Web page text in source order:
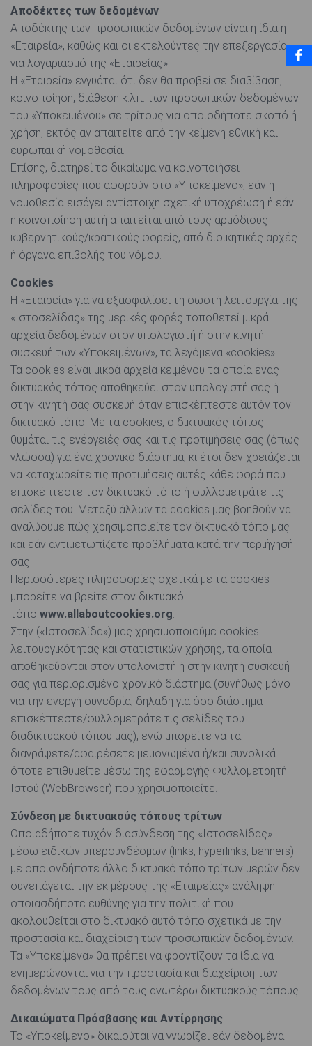
Αποδέκτες των δεδομένων
Αποδέκτης των προσωπικών δεδομένων είναι η ίδια η
«Εταιρεία», καθώς και οι εκτελούντες την επεξεργασία
για λογαριασμό της «Εταιρείας».
Η «Εταιρεία» εγγυάται ότι δεν θα προβεί σε διαβίβαση,
κοινοποίηση, διάθεση κ.λπ. των προσωπικών δεδομένων
του «Υποκειμένου» σε τρίτους για οποιοδήποτε σκοπό ή
χρήση, εκτός αν απαιτείτε από την κείμενη εθνική και
ευρωπαϊκή νομοθεσία.
Επίσης, διατηρεί το δικαίωμα να κοινοποιήσει
πληροφορίες που αφορούν στο «Υποκείμενο», εάν η
νομοθεσία εισάγει αντίστοιχη σχετική υποχρέωση ή εάν
η κοινοποίηση αυτή απαιτείται από τους αρμόδιους
κυβερνητικούς/κρατικούς φορείς, από διοικητικές αρχές
ή όργανα επιβολής του νόμου.
Cookies
Η «Εταιρεία» για να εξασφαλίσει τη σωστή λειτουργία της
«Ιστοσελίδας» της μερικές φορές τοποθετεί μικρά
αρχεία δεδομένων στον υπολογιστή ή στην κινητή
συσκευή των «Υποκειμένων», τα λεγόμενα «cookies».
Τα cookies είναι μικρά αρχεία κειμένου τα οποία ένας
δικτυακός τόπος αποθηκεύει στον υπολογιστή σας ή
στην κινητή σας συσκευή όταν επισκέπτεστε αυτόν τον
δικτυακό τόπο. Με τα cookies, ο δικτυακός τόπος
θυμάται τις ενέργειές σας και τις προτιμήσεις σας (όπως
γλώσσα) για ένα χρονικό διάστημα, κι έτσι δεν χρειάζεται
να καταχωρείτε τις προτιμήσεις αυτές κάθε φορά που
επισκέπτεστε τον δικτυακό τόπο ή φυλλομετράτε τις
σελίδες του. Μεταξύ άλλων τα cookies μας βοηθούν να
αναλύουμε πώς χρησιμοποιείτε τον δικτυακό τόπο μας
και εάν αντιμετωπίζετε προβλήματα κατά την περιήγησή
σας.
Περισσότερες πληροφορίες σχετικά με τα cookies
μπορείτε να βρείτε στον δικτυακό
τόπο www.allaboutcookies.org.
Στην («Ιστοσελίδα») μας χρησιμοποιούμε cookies
λειτουργικότητας και στατιστικών χρήσης, τα οποία
αποθηκεύονται στον υπολογιστή ή στην κινητή συσκευή
σας για περιορισμένο χρονικό διάστημα (συνήθως μόνο
για την ενεργή συνεδρία, δηλαδή για όσο διάστημα
επισκέπτεστε/φυλλομετράτε τις σελίδες του
διαδικτυακού τόπου μας), ενώ μπορείτε να τα
διαγράψετε/αφαιρέσετε μεμονωμένα ή/και συνολικά
όποτε επιθυμείτε μέσω της εφαρμογής Φυλλομετρητή
Ιστού (WebBrowser) που χρησιμοποιείτε.
Σύνδεση με δικτυακούς τόπους τρίτων
Οποιαδήποτε τυχόν διασύνδεση της «Ιστοσελίδας»
μέσω ειδικών υπερσυνδέσμων (links, hyperlinks, banners)
με οποιονδήποτε άλλο δικτυακό τόπο τρίτων μερών δεν
συνεπάγεται την εκ μέρους της «Εταιρείας» ανάληψη
οποιασδήποτε ευθύνης για την πολιτική που
ακολουθείται στο δικτυακό αυτό τόπο σχετικά με την
προστασία και διαχείριση των προσωπικών δεδομένων.
Τα «Υποκείμενα» θα πρέπει να φροντίζουν τα ίδια να
ενημερώνονται για την προστασία και διαχείριση των
δεδομένων τους από τους ανωτέρω δικτυακούς τόπους.
Δικαιώματα Πρόσβασης και Αντίρρησης
Το «Υποκείμενο» δικαιούται να γνωρίζει εάν δεδομένα